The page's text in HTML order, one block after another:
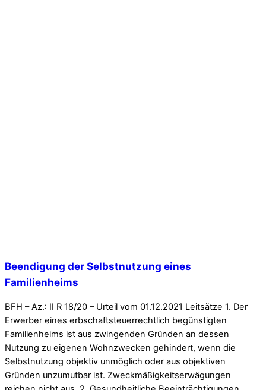
Beendigung der Selbstnutzung eines
Familienheims
BFH – Az.: II R 18/20 – Urteil vom 01.12.2021 Leitsätze 1. Der
Erwerber eines erbschaftsteuerrechtlich begünstigten
Familienheims ist aus zwingenden Gründen an dessen
Nutzung zu eigenen Wohnzwecken gehindert, wenn die
Selbstnutzung objektiv unmöglich oder aus objektiven
Gründen unzumutbar ist. Zweckmäßigkeitserwägungen